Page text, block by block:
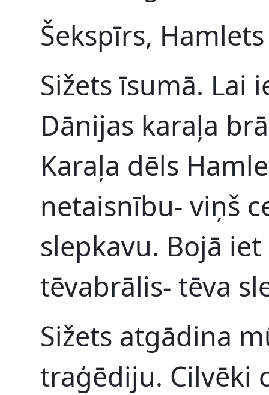
Šekspīrs, Hamlets
Sižets īsumā. Lai
Dānijas karaļa
Karaļa dēls
netaisnību- viņš
slepkavu. Bojā
tēvabrālis- tēva
Sižets atgādina
traģēdiju. Cilvēki